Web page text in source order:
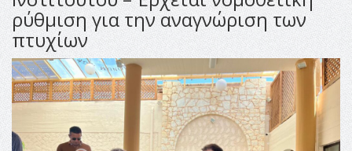
ρύθμιση για την αναγνώριση των
πτυχίων